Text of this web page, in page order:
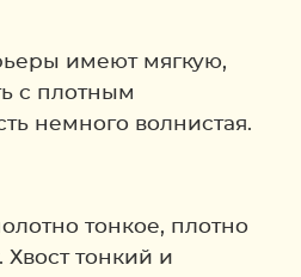
имеют мягкую,
с плотным
немного волнистая.
тонкое, плотно
Хвост тонкий и